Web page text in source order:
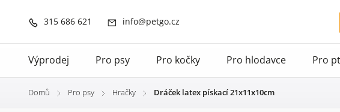
315 686 621 info@petgo.cz
Výprodej Pro psy Pro kočky Pro hlodavce Pro
Domů / Pro psy / Hračky / Dráček latex pískací 21x11x10cm